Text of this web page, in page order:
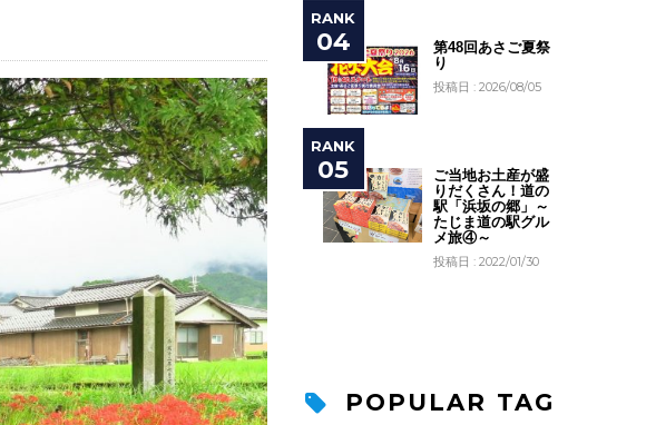
第48回あさご夏祭
り
投稿日 : 2026/08/05
ご当地お土産が盛
りだくさん！道の
駅「浜坂の郷」～
たじま道の駅グル
メ旅④～
投稿日 : 2022/01/30
POPULAR TAG